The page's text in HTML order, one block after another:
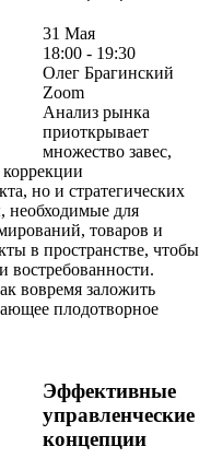
31 Мая
18:00 - 19:30
Олег Брагинский
Zoom
Анализ рынка
приоткрывает
множество завес,
коррекции
но и стратегических
необходимые для
товаров и
в пространстве, чтобы
востребованности.
вовремя заложить
плодотворное
Эффективные
управленческие
концепции